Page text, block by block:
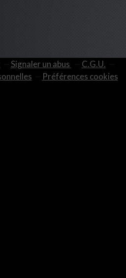
Signaler un abus
C.G.U.
Préférences cookies